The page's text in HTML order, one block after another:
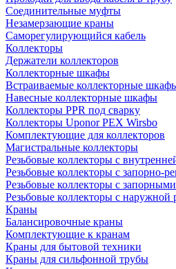
Соединительные муфты
Незамерзающие краны
Саморегулирующийся кабель
Коллекторы
Держатели коллекторов
Коллекторные шкафы
Встраиваемые коллекторные
Навесные коллекторные шкафы
Коллекторы PPR под сварку
Коллекторы Uponor PEX Wirsbo
Комплектующие для коллекторов
Магистральные коллекторы
Резьбовые коллекторы с
Резьбовые коллекторы с запорно-
Резьбовые коллекторы с
Резьбовые коллекторы с наружной
Краны
Балансировочные краны
Комплектующие к кранам
Краны для бытовой техники
Краны для сильфонной трубы